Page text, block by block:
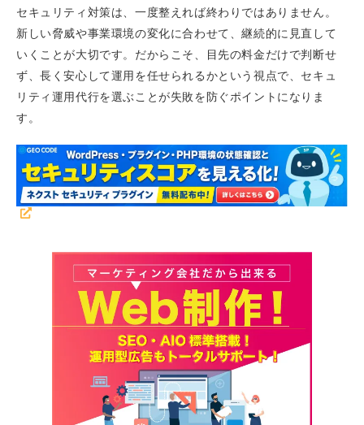
セキュリティ対策は、一度整えれば終わりではありません。
新しい脅威や事業環境の変化に合わせて、継続的に見直して
いくことが大切です。だからこそ、目先の料金だけで判断せ
ず、長く安心して運用を任せられるかという視点で、セキュ
リティ運用代行を選ぶことが失敗を防ぐポイントになりま
す。